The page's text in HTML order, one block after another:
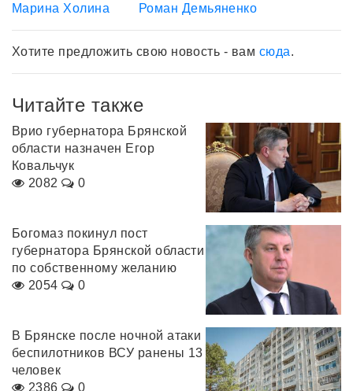
Марина Холина
Роман Демьяненко
Хотите предложить свою новость - вам сюда.
Читайте также
Врио губернатора Брянской
области назначен Егор
Ковальчук
2082
0
Богомаз покинул пост
губернатора Брянской области
по собственному желанию
2054
0
В Брянске после ночной атаки
беспилотников ВСУ ранены 13
человек
2386
0